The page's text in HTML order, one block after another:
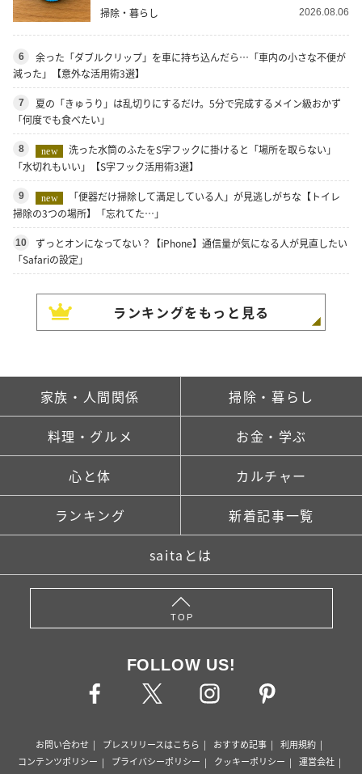
掃除・暮らし 2026.08.06
6
余った「ダブルクリップ」を車に持ち込んだら…「車内の小さな不便が
減った」【意外な活用術3選】
7
夏の「きゅうり」は乱切りにするだけ。5分で完成するメイン級おかず
「何度でも食べたい」
8 new
洗った水筒のふたをS字フックに掛けると「場所を取らない」
「水切れもいい」【S字フック活用術3選】
9 new
「便器だけ掃除して満足している人」が見逃しがちな【トイレ
掃除の3つの場所】「忘れてた…」
10
ずっとオンになってない？【iPhone】通信量が気になる人が見直したい
「Safariの設定」
ランキングをもっと見る
家族・人間関係 掃除・暮らし
料理・グルメ お金・学ぶ
心と体 カルチャー
ランキング 新着記事一覧
saitaとは
TOP
FOLLOW US!
お問い合わせ プレスリリースはこちら おすすめ記事
利用規約
コンテンツポリシー
プライバシーポリシー クッキーポリシー
運営会社